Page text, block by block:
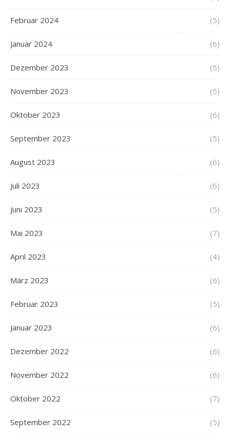
Februar 2024 (5)
Januar 2024 (6)
Dezember 2023 (5)
November 2023 (5)
Oktober 2023 (6)
September 2023 (5)
August 2023 (6)
Juli 2023 (6)
Juni 2023 (5)
Mai 2023 (7)
April 2023 (4)
März 2023 (6)
Februar 2023 (5)
Januar 2023 (6)
Dezember 2022 (6)
November 2022 (6)
Oktober 2022 (7)
September 2022 (5)